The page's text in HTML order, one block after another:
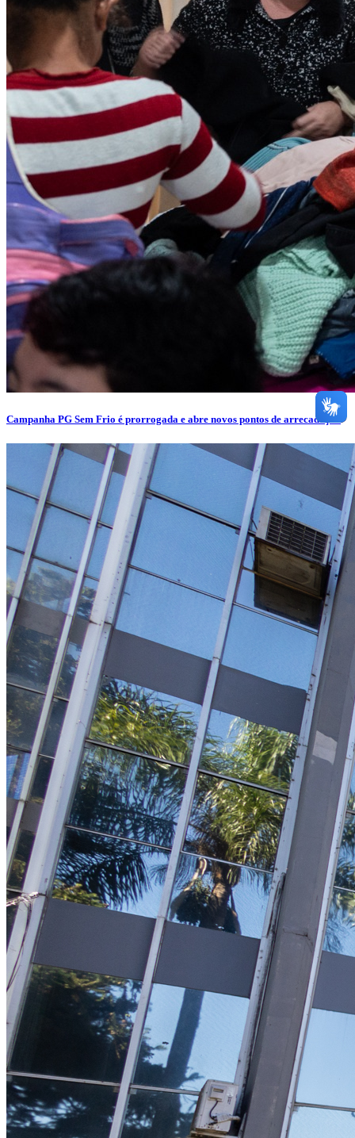
Campanha PG Sem Frio é prorrogada e abre novos pontos de arrecadação